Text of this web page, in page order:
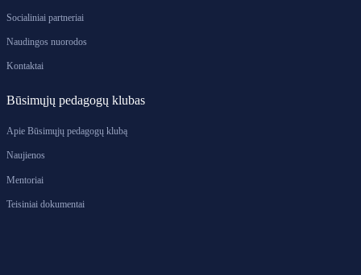
Socialiniai partneriai
Naudingos nuorodos
Kontaktai
Būsimųjų pedagogų klubas
Apie Būsimųjų pedagogų klubą
Naujienos
Mentoriai
Teisiniai dokumentai